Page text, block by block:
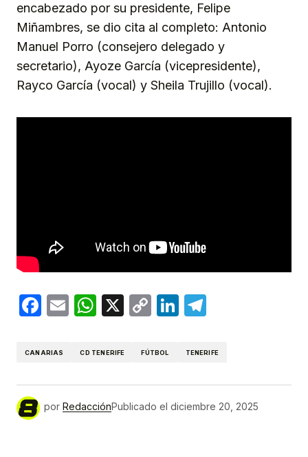
encabezado por su presidente, Felipe
Miñambres, se dio cita al completo: Antonio
Manuel Porro (consejero delegado y
secretario), Ayoze García (vicepresidente),
Rayco García (vocal) y Sheila Trujillo (vocal).
Facebook
EmailWhatsApp
X
CopyLinkedIn
CANARIAS CD TENERIFE FÚTBOL TENERIFE
por RedacciónPublicado el diciembre 20, 2025